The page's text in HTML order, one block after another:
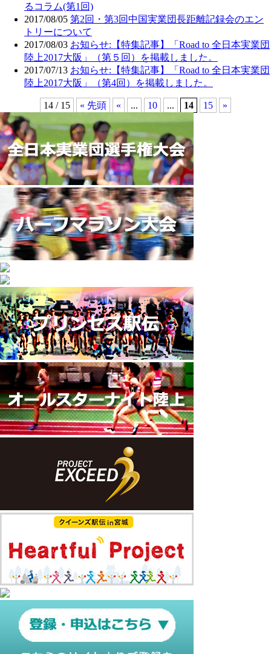
るコラム(第1回)
2017/08/05 第2回・第3回中国実業団長距離記録会のエン
トリーについて
2017/08/03 お知らせ:【特集記事】「Road to 全日本実業団
陸上2017大阪」（第５回）を掲載しました。
2017/07/13 お知らせ:【特集記事】「Road to 全日本実業団
陸上2017大阪」（第4回）を掲載しました。
14 / 15 « 先頭 « ... 10 ... 14 15 »